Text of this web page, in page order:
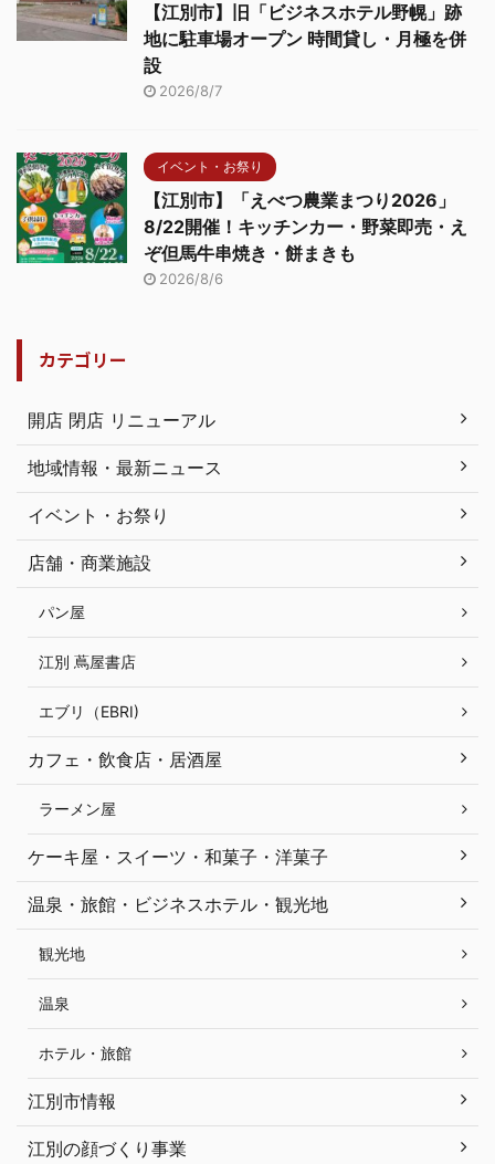
【江別市】旧「ビジネスホテル野幌」跡
地に駐車場オープン 時間貸し・月極を併
設
2026/8/7
イベント・お祭り
【江別市】「えべつ農業まつり2026」
8/22開催！キッチンカー・野菜即売・え
ぞ但馬牛串焼き・餅まきも
2026/8/6
カテゴリー
開店 閉店 リニューアル
地域情報・最新ニュース
イベント・お祭り
店舗・商業施設
パン屋
江別 蔦屋書店
エブリ（EBRI)
カフェ・飲食店・居酒屋
ラーメン屋
ケーキ屋・スイーツ・和菓子・洋菓子
温泉・旅館・ビジネスホテル・観光地
観光地
温泉
ホテル・旅館
江別市情報
江別の顔づくり事業